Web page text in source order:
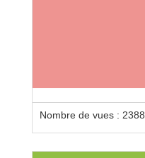
Nombre de vues : 2388